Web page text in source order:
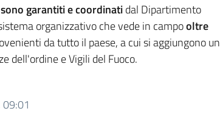
garantiti e coordinatidal Dipartimento
organizzativo che vede in campooltre
da tutto il paese, a cui si aggiungono un
dell'ordine e Vigili del Fuoco.